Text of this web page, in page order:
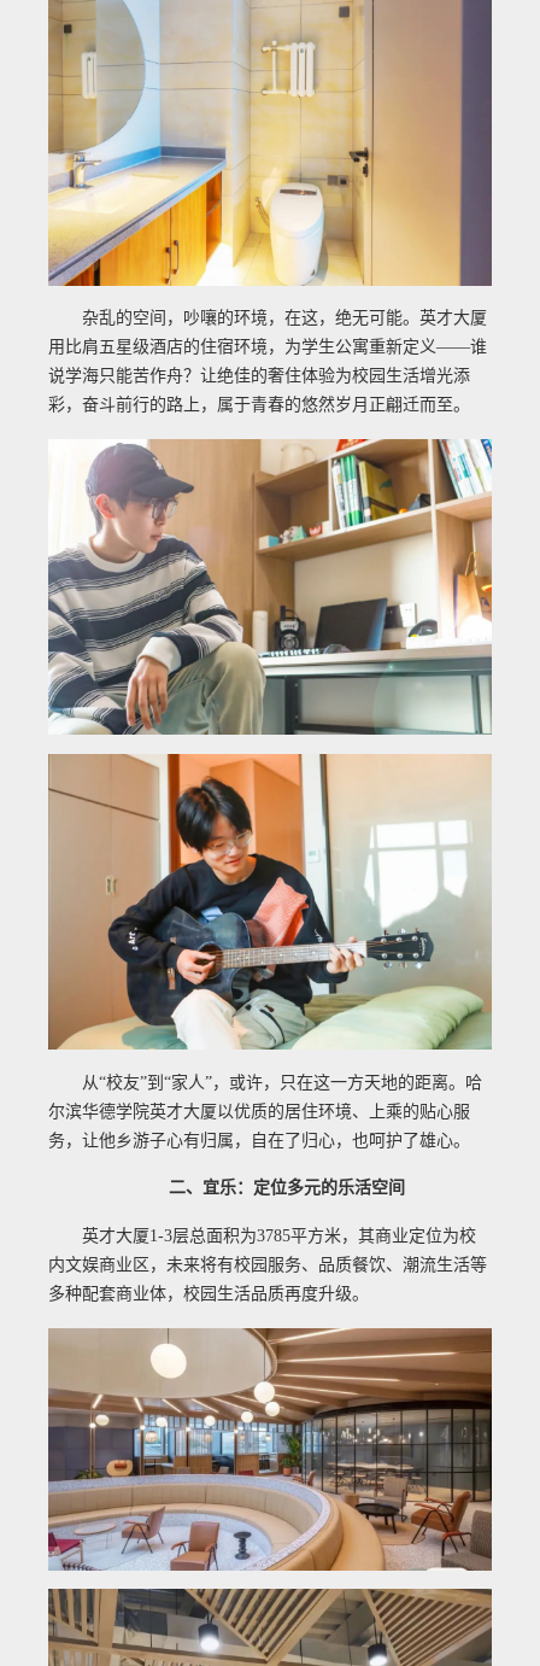
杂乱的空间，吵嚷的环境，在这，绝无可能。英才大厦
用比肩五星级酒店的住宿环境，为学生公寓重新定义——谁
说学海只能苦作舟？让绝佳的奢住体验为校园生活增光添
彩，奋斗前行的路上，属于青春的悠然岁月正翩迁而至。
从“校友”到“家人”，或许，只在这一方天地的距离。哈
尔滨华德学院英才大厦以优质的居住环境、上乘的贴心服
务，让他乡游子心有归属，自在了归心，也呵护了雄心。
二、宜乐：定位多元的乐活空间
英才大厦1-3层总面积为3785平方米，其商业定位为校
内文娱商业区，未来将有校园服务、品质餐饮、潮流生活等
多种配套商业体，校园生活品质再度升级。